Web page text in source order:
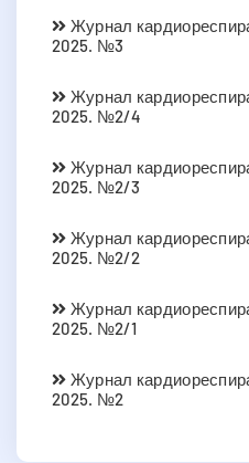
Журнал
2025. №3
Журнал
2025. №2/4
Журнал
2025. №2/3
Журнал
2025. №2/2
Журнал
2025. №2/1
Журнал
2025. №2